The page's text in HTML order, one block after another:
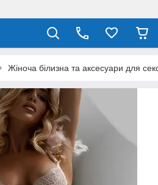
Жіноча білизна та аксесуари для